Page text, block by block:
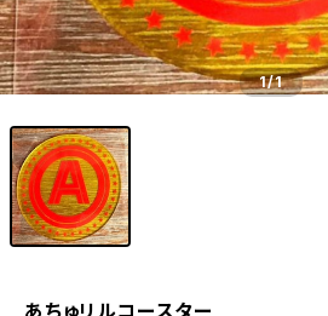
1/1
あちゅリルコースター